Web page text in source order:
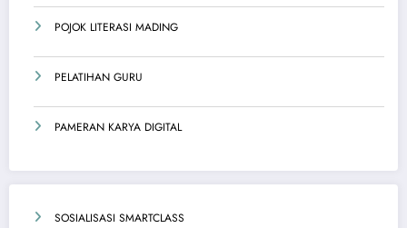
POJOK LITERASI MADING
PELATIHAN GURU
PAMERAN KARYA DIGITAL
SOSIALISASI SMARTCLASS